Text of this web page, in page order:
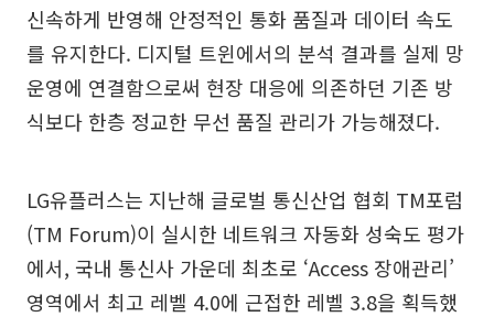
신속하게 반영해 안정적인 통화 품질과 데이터 속도
를 유지한다. 디지털 트윈에서의 분석 결과를 실제 망
운영에 연결함으로써 현장 대응에 의존하던 기존 방
식보다 한층 정교한 무선 품질 관리가 가능해졌다.
LG유플러스는 지난해 글로벌 통신산업 협회 TM포럼
(TM Forum)이 실시한 네트워크 자동화 성숙도 평가
에서, 국내 통신사 가운데 최초로 ‘Access 장애관리’
영역에서 최고 레벨 4.0에 근접한 레벨 3.8을 획득했